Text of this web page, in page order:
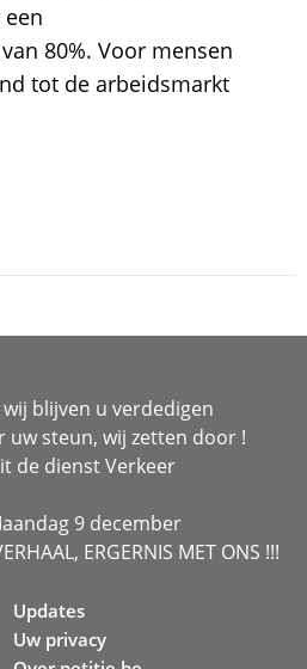
80%. Voor mensen
tot de arbeidsmarkt
blijven u verdedigen
uw steun, wij zetten door !
de dienst Verkeer
9 december
ERGERNIS MET ONS !!!
Updates
Uw privacy